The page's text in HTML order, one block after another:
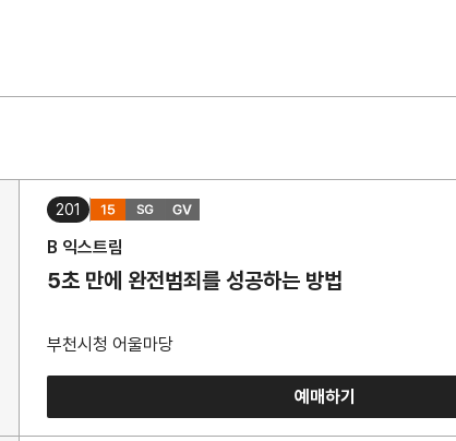
201
B 익스트림
5초 만에 완전범죄를 성공하는 방법
부천시청 어울마당
예매하기